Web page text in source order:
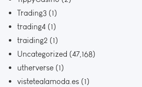
Trading3 (1)
trading4 (1)
traiding2 (1)
Uncategorized (47,168)
utherverse (1)
vistetealamoda.es (1)